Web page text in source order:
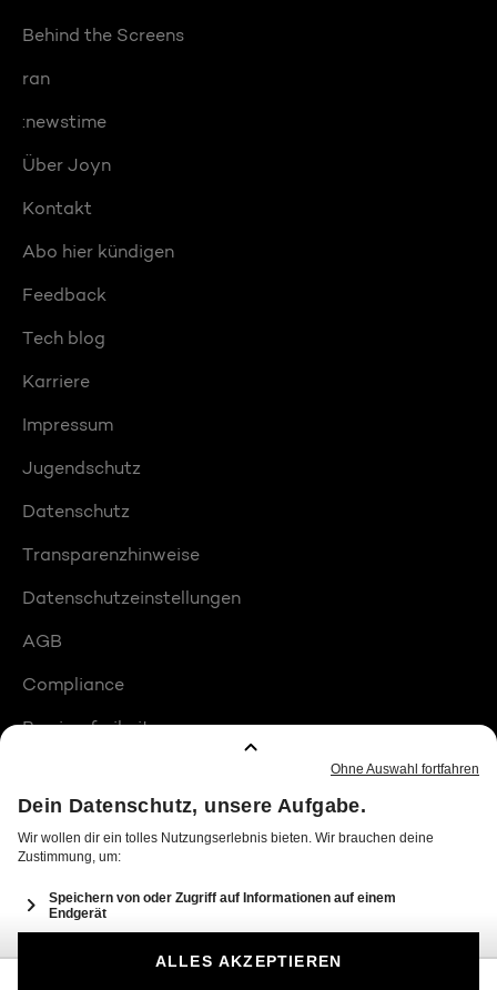
Behind the Screens
ran
:newstime
Über Joyn
Kontakt
Abo hier kündigen
Feedback
Tech blog
Karriere
Impressum
Jugendschutz
Datenschutz
Transparenzhinweise
Datenschutzeinstellungen
AGB
Compliance
Barrierefreiheit